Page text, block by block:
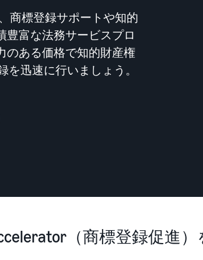
・返品・カスタマーサービスを代行
（FAQ）
（FAQ）
イムセール
イムセールを活用した販売強化
の他プログラムを見る
ンサルティングサービス
任コンサルタントがビジネス拡大をサポート
べてのプログラムを見る
送代行サービスとは？
・返品・カスタマー対応を外注する方法
ロップシッピングとは？
部配送を活用した販売形態の説明
庫を効率よく管理する5つのポイント
FAQ）
商標登録サポートや知的
豊富な法務サービスプロ
のある価格で知的財産権
を迅速に行いましょう。
（商標登録促進